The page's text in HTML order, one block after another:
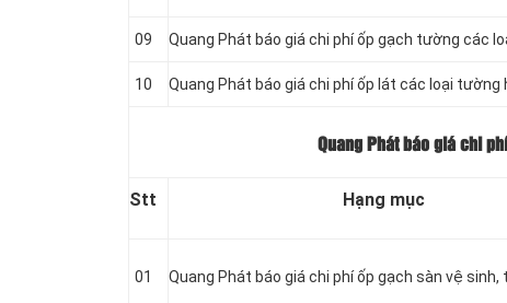
09 Quang Phát báo giá chi phí ốp gạch tường các
10 Quang Phát báo giá chi phí ốp lát các loại tường
Quang Phát báo giá chi
Stt Hạng mục
01 Quang Phát báo giá chi phí ốp gạch sàn vệ sinh,